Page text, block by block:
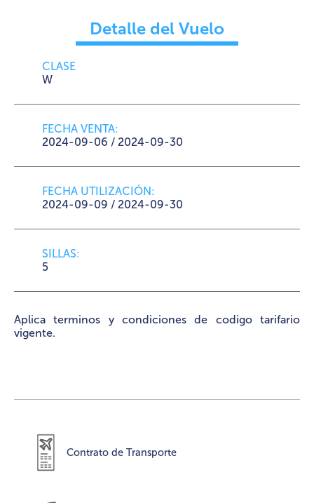
Detalle del Vuelo
CLASE
W
FECHA VENTA:
2024-09-06 / 2024-09-30
FECHA UTILIZACIÓN:
2024-09-09 / 2024-09-30
SILLAS:
5
Aplica terminos y condiciones de codigo tarifario
vigente.
Contrato de Transporte